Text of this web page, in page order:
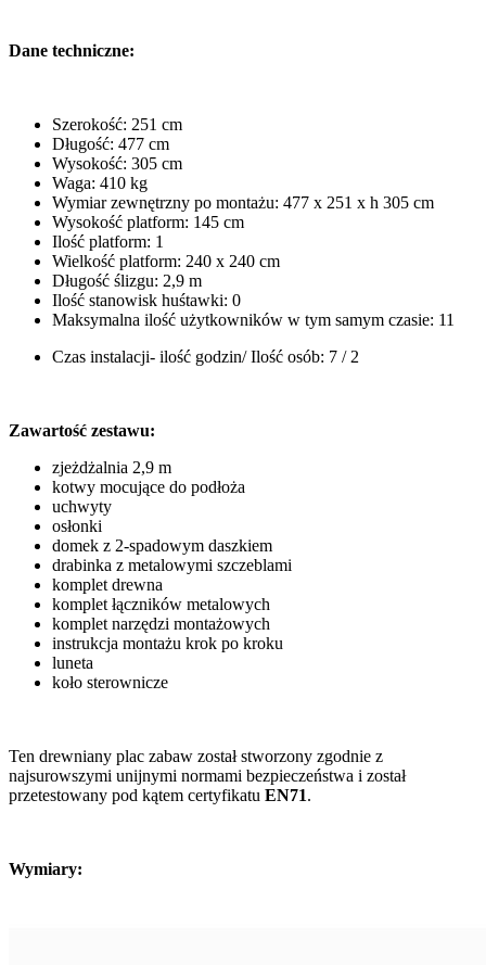
Dane techniczne:
Szerokość: 251 cm
Długość: 477 cm
Wysokość: 305 cm
Waga: 410 kg
Wymiar zewnętrzny po montażu: 477 x 251 x h 305 cm
Wysokość platform: 145 cm
Ilość platform: 1
Wielkość platform: 240 x 240 cm
Długość ślizgu: 2,9 m
Ilość stanowisk huśtawki: 0
Maksymalna ilość użytkowników w tym samym czasie: 11
Czas instalacji- ilość godzin/ Ilość osób: 7 / 2
Zawartość zestawu:
zjeżdżalnia 2,9 m
kotwy mocujące do podłoża
uchwyty
osłonki
domek z 2-spadowym daszkiem
drabinka z metalowymi szczeblami
komplet drewna
komplet łączników metalowych
komplet narzędzi montażowych
instrukcja montażu krok po kroku
luneta
koło sterownicze
Ten drewniany plac zabaw został stworzony zgodnie z
najsurowszymi unijnymi normami bezpieczeństwa i został
przetestowany pod kątem certyfikatu EN71.
Wymiary: